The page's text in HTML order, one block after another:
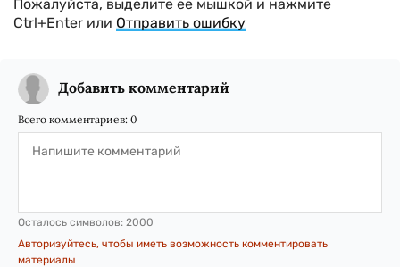
Пожалуйста, выделите ее мышкой и нажмите
Ctrl+Enter или Отправить ошибку
Добавить комментарий
Всего комментариев: 0
Осталось символов: 2000
Авторизуйтесь, чтобы иметь возможность комментировать
материалы